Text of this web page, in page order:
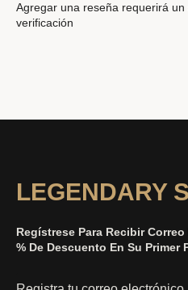
Agregar una reseña requerirá
verificación
LEGENDARY
Regístrese Para Recibir
% De Descuento En Su Primer